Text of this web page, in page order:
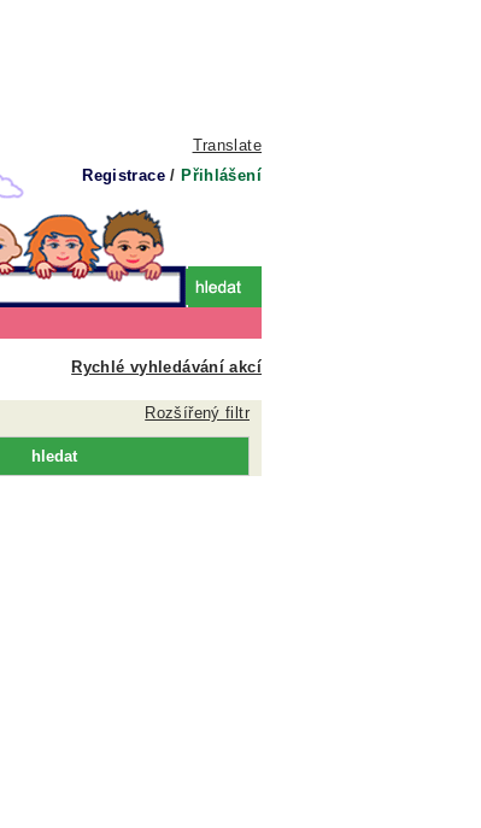
Translate
Registrace / Přihlášení
Rychlé vyhledávání akcí
Rozšířený filtr